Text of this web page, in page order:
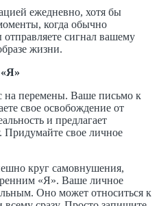
ежедневно, хотя бы
когда обычно
сигнал вашему
жизни.
перемены. Ваше письмо к
свое освобождение от
и предлагает
Придумайте свое личное
круг самовнушения,
«Я». Ваше личное
Оно может относиться к